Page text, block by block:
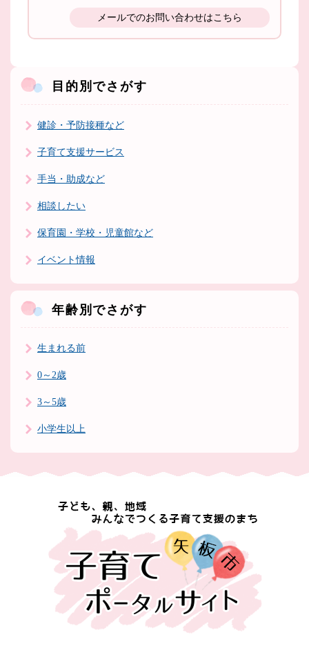
メールでのお問い合わせはこちら
目的別でさがす
健診・予防接種など
子育て支援サービス
手当・助成など
相談したい
保育園・学校・児童館など
イベント情報
年齢別でさがす
生まれる前
0～2歳
3～5歳
小学生以上